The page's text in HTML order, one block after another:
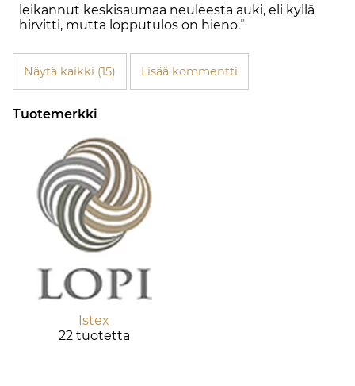
leikannut keskisaumaa neuleesta auki, eli kyllä
hirvitti, mutta lopputulos on hieno.
Näytä kaikki (15) Lisää kommentti
Tuotemerkki
Istex
22 tuotetta